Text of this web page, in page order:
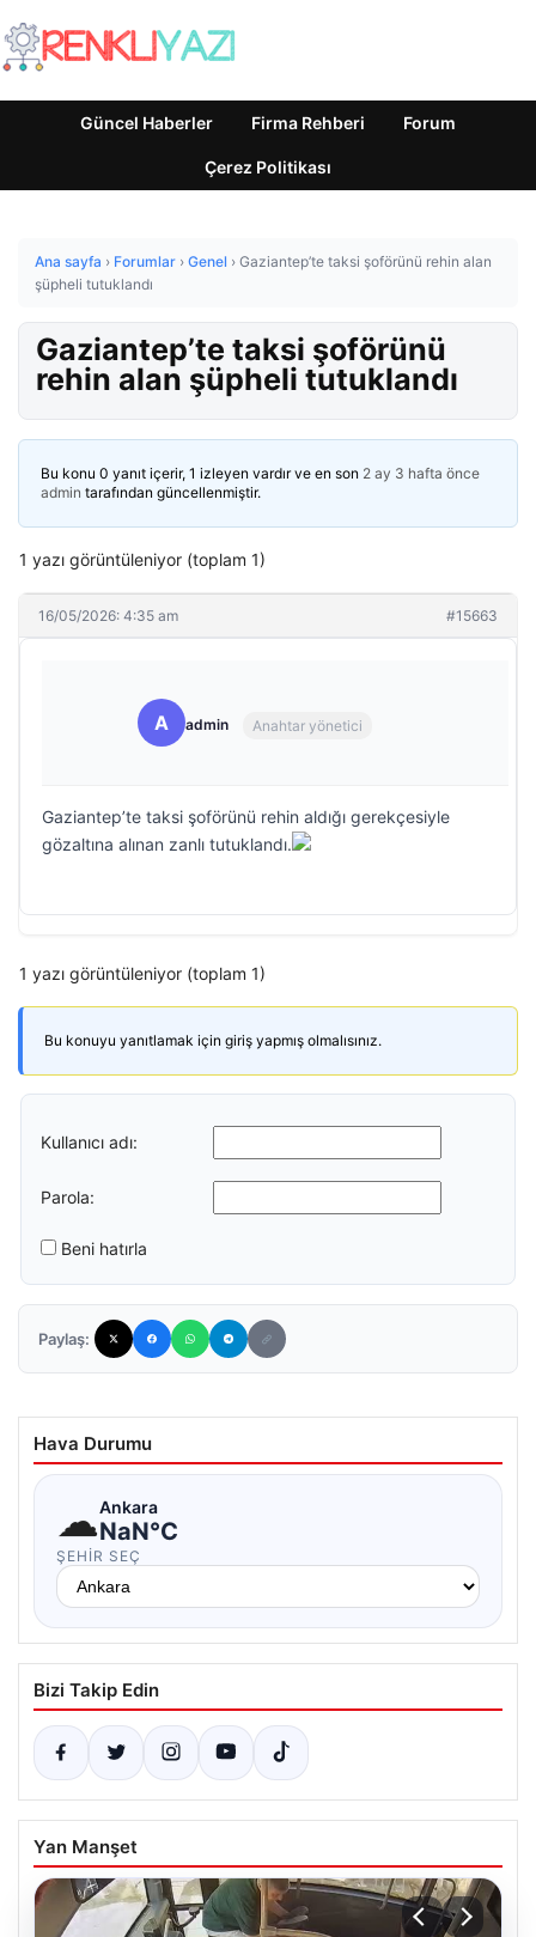
Güncel Haberler Firma Rehberi Forum
Çerez Politikası
Ana sayfa › Forumlar › Genel › Gaziantep’te taksi şoförünü rehin alan
şüpheli tutuklandı
Gaziantep’te taksi şoförünü
rehin alan şüpheli tutuklandı
Bu konu 0 yanıt içerir, 1 izleyen vardır ve en son 2 ay 3 hafta önce
admin tarafından güncellenmiştir.
1 yazı görüntüleniyor (toplam 1)
16/05/2026: 4:35 am #15663
A admin Anahtar yönetici
Gaziantep’te taksi şoförünü rehin aldığı gerekçesiyle
gözaltına alınan zanlı tutuklandı.
1 yazı görüntüleniyor (toplam 1)
Bu konuyu yanıtlamak için giriş yapmış olmalısınız.
Kullanıcı adı:
Parola:
Beni hatırla
Paylaş:
Hava Durumu
☁Ankara
NaN°C
ŞEHIR SEÇ
Bizi Takip Edin
Yan Manşet